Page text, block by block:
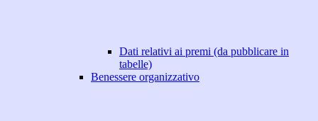
Dati relativi ai premi (da pubblicare in
tabelle)
Benessere organizzativo